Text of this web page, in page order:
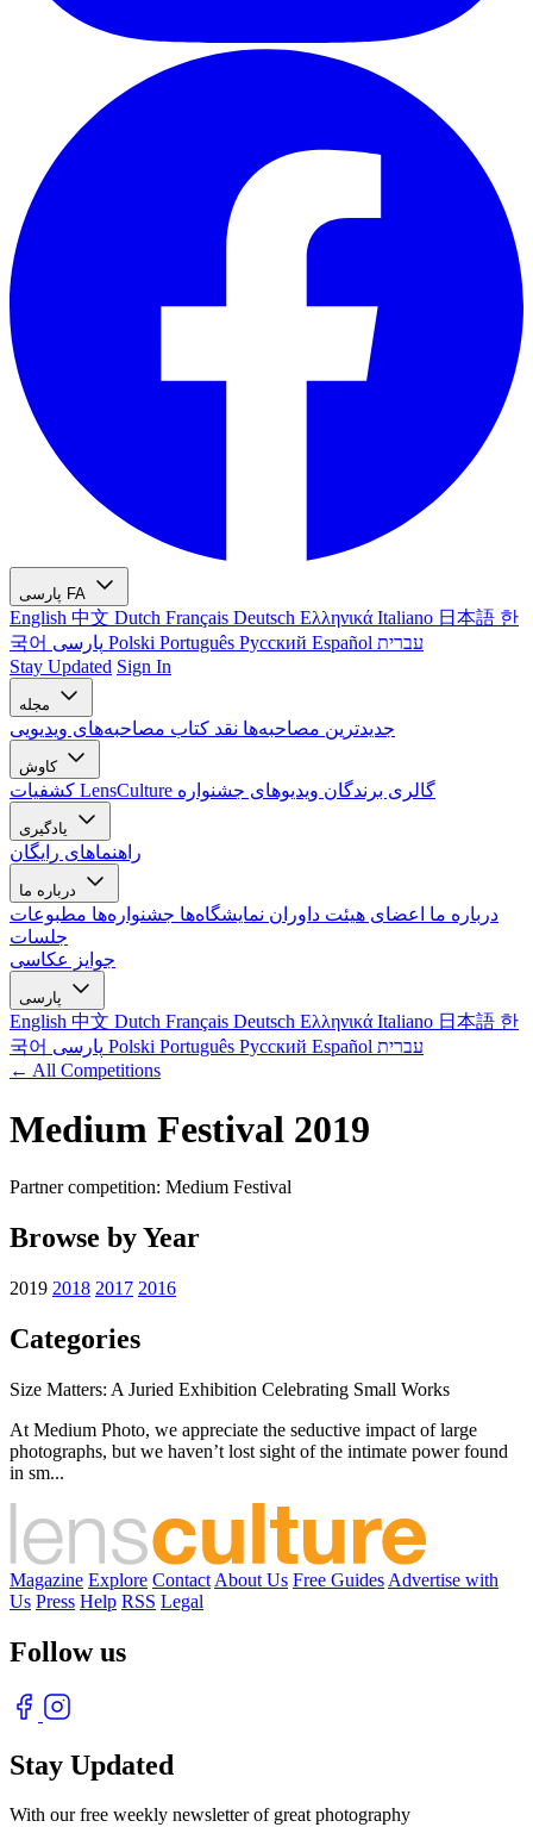
پارسی FA
English 中文 Dutch Français Deutsch Ελληνικά Italiano 日本語 한
국어
Polski Português Русский Español עברית
Stay Updated Sign In
مجله
جدیدترین مصاحبه‌ها نقد کتاب مصاحبه‌های ویدیویی
کاوش
کشفیات LensCulture گالری برندگان ویدیوهای جشنواره
یادگیری
راهنماهای رایگان
درباره ما
درباره ما اعضای هیئت داوران نمایشگاه‌ها جشنواره‌ها مطبوعات
جلسات
جوایز عکاسی
English 中文 Dutch Français Deutsch Ελληνικά Italiano 日本語 한
국어
Polski Português Русский Español עברית
← All Competitions
Medium Festival 2019
Partner competition: Medium Festival
Browse by Year
2019 2018 2017 2016
Categories
Size Matters: A Juried Exhibition Celebrating Small Works
At Medium Photo, we appreciate the seductive impact of large
photographs, but we haven’t lost sight of the intimate power found
in sm...
Magazine Explore Contact About Us Free Guides Advertise with
Us Press Help RSS Legal
Follow us
Stay Updated
With our free weekly newsletter of great photography